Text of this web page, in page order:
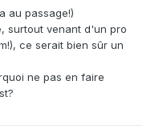
au passage!)
surtout venant d'un pro
ce serait bien sûr un
ne pas en faire